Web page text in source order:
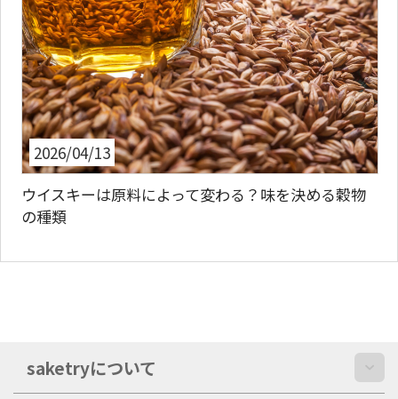
2026/04/13
ウイスキーは原料によって変わる？味を決める穀物
の種類
saketryについて